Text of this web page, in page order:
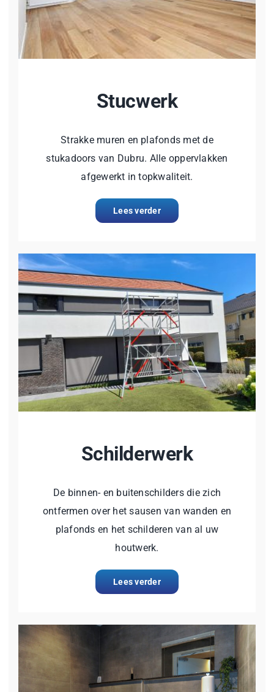
Stucwerk
Strakke muren en plafonds met de
stukadoors van Dubru. Alle oppervlakken
afgewerkt in topkwaliteit.
Lees verder
Schilderwerk
De binnen- en buitenschilders die zich
ontfermen over het sausen van wanden en
plafonds en het schilderen van al uw
houtwerk.
Lees verder